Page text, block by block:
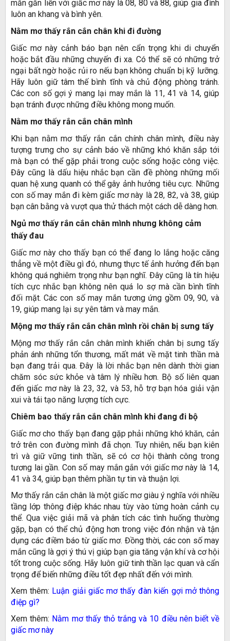
mắn gắn liền với giấc mơ này là 08, 80 và 88, giúp gia đình
luôn an khang và bình yên.
Nằm mơ thấy rắn cắn chân khi đi đường
Giấc mơ này cảnh báo bạn nên cẩn trọng khi di chuyển
hoặc bắt đầu những chuyến đi xa. Có thể sẽ có những trở
ngại bất ngờ hoặc rủi ro nếu bạn không chuẩn bị kỹ lưỡng.
Hãy luôn giữ tâm thế bình tĩnh và chủ động phòng tránh.
Các con số gợi ý mang lại may mắn là 11, 41 và 14, giúp
bạn tránh được những điều không mong muốn.
Nằm mơ thấy rắn cắn chân mình
Khi bạn nằm mơ thấy rắn cắn chính chân mình, điều này
tượng trưng cho sự cảnh báo về những khó khăn sắp tới
mà bạn có thể gặp phải trong cuộc sống hoặc công việc.
Đây cũng là dấu hiệu nhắc bạn cần đề phòng những mối
quan hệ xung quanh có thể gây ảnh hưởng tiêu cực. Những
con số may mắn đi kèm giấc mơ này là 28, 82, và 38, giúp
bạn cân bằng và vượt qua thử thách một cách dễ dàng hơn.
Ngủ mơ thấy rắn cắn chân mình nhưng không cảm
thấy đau
Giấc mơ này cho thấy bạn có thể đang lo lắng hoặc căng
thẳng về một điều gì đó, nhưng thực tế ảnh hưởng đến bạn
không quá nghiêm trọng như bạn nghĩ. Đây cũng là tín hiệu
tích cực nhắc bạn không nên quá lo sợ mà cần bình tĩnh
đối mặt. Các con số may mắn tương ứng gồm 09, 90, và
19, giúp mang lại sự yên tâm và may mắn.
Mộng mơ thấy rắn cắn chân mình rồi chân bị sưng tấy
Mộng mơ thấy rắn cắn chân mình khiến chân bị sưng tấy
phản ánh những tổn thương, mất mát về mặt tinh thần mà
bạn đang trải qua. Đây là lời nhắc bạn nên dành thời gian
chăm sóc sức khỏe và tâm lý nhiều hơn. Bộ số liên quan
đến giấc mơ này là 23, 32, và 53, hỗ trợ bạn hóa giải vận
xui và tái tạo năng lượng tích cực.
Chiêm bao thấy rắn cắn chân mình khi đang đi bộ
Giấc mơ cho thấy bạn đang gặp phải những khó khăn, cản
trở trên con đường mình đã chọn. Tuy nhiên, nếu bạn kiên
trì và giữ vững tinh thần, sẽ có cơ hội thành công trong
tương lai gần. Con số may mắn gắn với giấc mơ này là 14,
41 và 34, giúp bạn thêm phần tự tin và thuận lợi.
Mơ thấy rắn cắn chân là một giấc mơ giàu ý nghĩa với nhiều
tầng lớp thông điệp khác nhau tùy vào từng hoàn cảnh cụ
thể. Qua việc giải mã và phân tích các tình huống thường
gặp, bạn có thể chủ động hơn trong việc đón nhận và tận
dụng các điềm báo từ giấc mơ. Đồng thời, các con số may
mắn cũng là gợi ý thú vị giúp bạn gia tăng vận khí và cơ hội
tốt trong cuộc sống. Hãy luôn giữ tinh thần lạc quan và cẩn
trọng để biến những điều tốt đẹp nhất đến với mình.
Xem thêm: Luận giải giấc mơ thấy đàn kiến gợi mở thông
điệp gì?
Xem thêm: Nằm mơ thấy thỏ trắng và 10 điều nên biết về
giấc mơ này